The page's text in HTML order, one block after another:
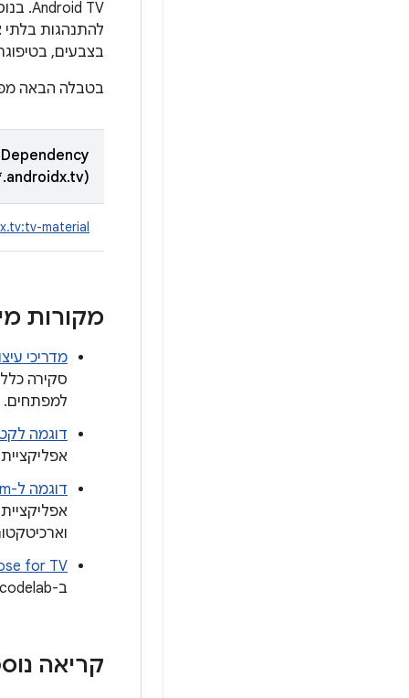
להתנהגות בלתי
בצבעים,
בטבלה הבאה
(androidx.tv.*)
material
מקורות
מדריכי
סקירה
למפתחים.
דוגמה
דוגמה ל-JetStream
for TV
ב-codelab הזה מוסבר איך ליצור אפליקציית נגן וידאו עם מסך של דפדפן קטלוג ומסך פרטים.
קריאה